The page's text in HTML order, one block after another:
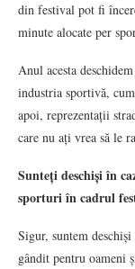
din festival pot fi
minute alocate per
Anul acesta
industria sportivă,
apoi, reprezentații
care nu ați vrea să le
Sunteți deschiși în
sporturi în cadrul
Sigur, suntem
gândit pentru oameni